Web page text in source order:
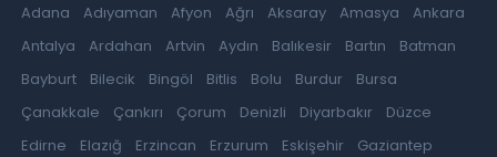
Adana Adıyaman Afyon Ağrı Aksaray Amasya
Ankara
Antalya
Ardahan Artvin Aydın Balıkesir Bartın
Batman
Bayburt
Bilecik Bingöl Bitlis Bolu Burdur
Bursa
Çanakkale
Çankırı Çorum Denizli Diyarbakır
Düzce
Edirne
Elazığ Erzincan Erzurum Eskişehir
Gaziantep